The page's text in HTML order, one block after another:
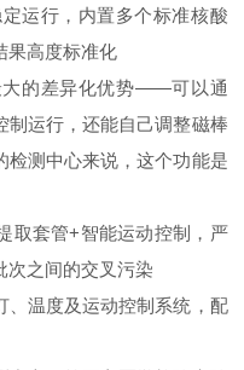
运行，内置多个标准核酸
果高度标准化
的差异化优势——可以通
制运行，还能自己调整磁棒
检测中心来说，这个功能是
套管+智能运动控制，严
次之间的交叉污染
温度及运动控制系统，配